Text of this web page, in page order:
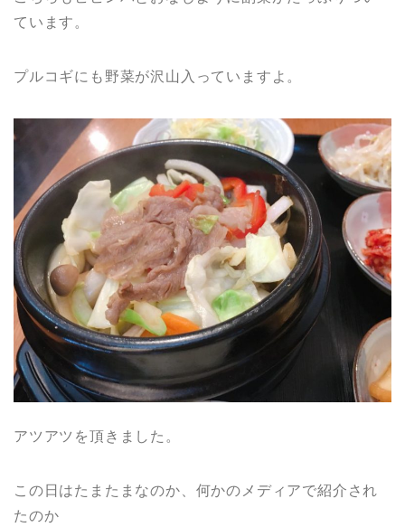
ています。
プルコギにも野菜が沢山入っていますよ。
アツアツを頂きました。
この日はたまたまなのか、何かのメディアで紹介され
たのか